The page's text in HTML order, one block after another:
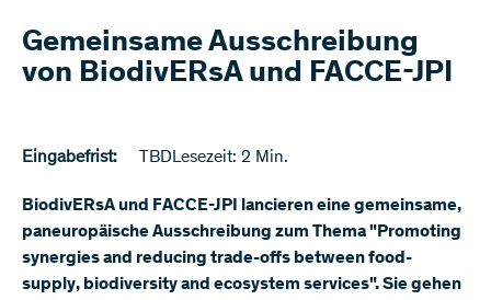
Gemeinsame Ausschreibung
von BiodivERsA und FACCE-JPI
Eingabefrist: TBDLesezeit: 2 Min.
BiodivERsA und FACCE-JPI lancieren eine gemeinsame,
paneuropäische Ausschreibung zum Thema "Promoting
synergies and reducing trade-offs between food-
supply, biodiversity and ecosystem services". Sie gehen